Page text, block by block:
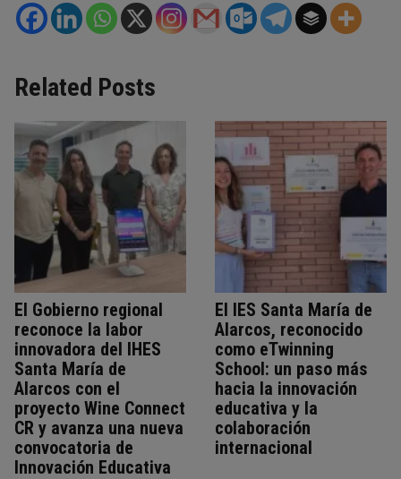
Related Posts
El Gobierno regional
reconoce la labor
innovadora del IHES
Santa María de
Alarcos con el
proyecto Wine Connect
CR y avanza una nueva
convocatoria de
Innovación Educativa
El IES Santa María de
Alarcos, reconocido
como eTwinning
School: un paso más
hacia la innovación
educativa y la
colaboración
internacional